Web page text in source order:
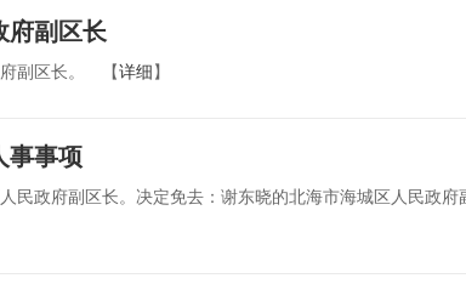
府副区长
府副区长。 【详细】
事事项
民政府副区长。决定免去：谢东晓的北海市海城区人民政府